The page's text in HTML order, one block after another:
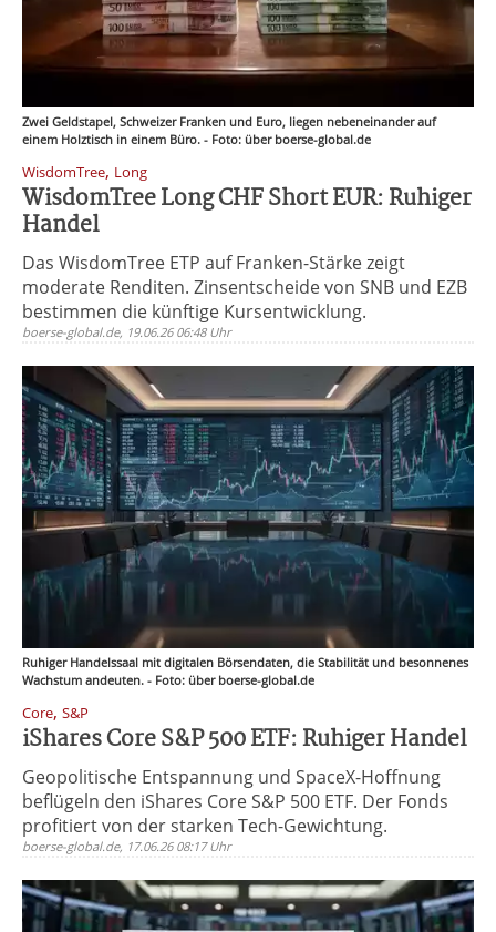
Zwei Geldstapel, Schweizer Franken und Euro, liegen nebeneinander auf
einem Holztisch in einem Büro. - Foto: über boerse-global.de
WisdomTree, Long
WisdomTree Long CHF Short EUR: Ruhiger
Handel
Das WisdomTree ETP auf Franken-Stärke zeigt
moderate Renditen. Zinsentscheide von SNB und EZB
bestimmen die künftige Kursentwicklung.
boerse-global.de, 19.06.26 06:48 Uhr
Ruhiger Handelssaal mit digitalen Börsendaten, die Stabilität und besonnenes
Wachstum andeuten. - Foto: über boerse-global.de
Core, S&P
iShares Core S&P 500 ETF: Ruhiger Handel
Geopolitische Entspannung und SpaceX-Hoffnung
beflügeln den iShares Core S&P 500 ETF. Der Fonds
profitiert von der starken Tech-Gewichtung.
boerse-global.de, 17.06.26 08:17 Uhr